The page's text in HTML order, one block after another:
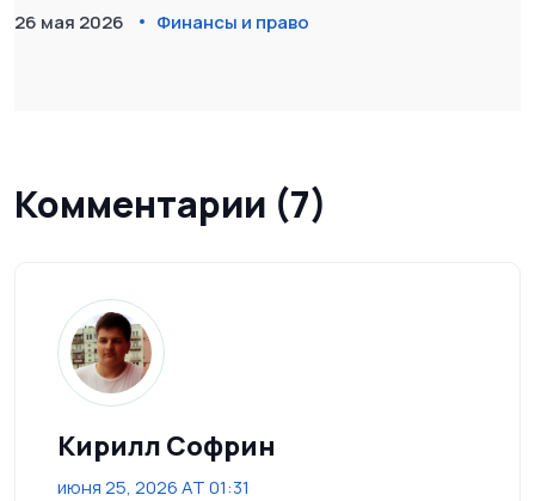
26 мая 2026 Финансы и право
Комментарии (7)
Кирилл Софрин
июня 25, 2026 AT 01:31